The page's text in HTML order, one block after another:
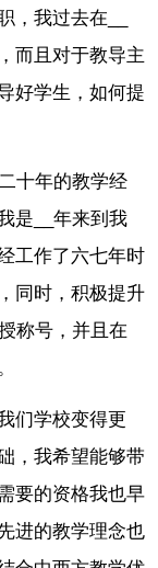
，我过去在__
而且对于教导主
好学生，如何提
十年的教学经
是__年来到我
工作了六七年时
同时，积极提升
称号，并且在
们学校变得更
，我希望能够带
要的资格我也早
进的教学理念也